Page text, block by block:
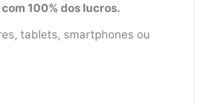
100% dos lucros.
tablets, smartphones ou